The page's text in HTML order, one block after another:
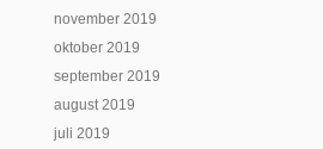
november 2019
oktober 2019
september 2019
august 2019
juli 2019